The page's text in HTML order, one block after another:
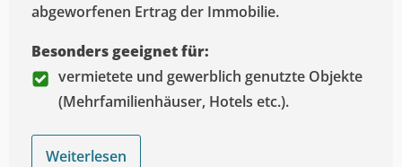
abgeworfenen Ertrag der Immobilie.
Besonders geeignet für:
vermietete und gewerblich genutzte Objekte
(Mehrfamilienhäuser, Hotels etc.).
Weiterlesen